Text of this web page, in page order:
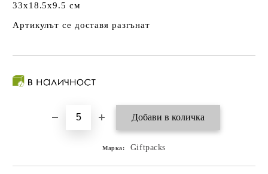
33x18.5x9.5 см
Артикулът се доставя разгънат
Марка: Giftpacks